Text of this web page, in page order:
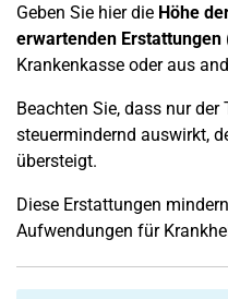
Geben Sie hier die Höhe
erwartenden Erstattungen
Krankenkasse oder aus
Beachten Sie, dass nur der
steuermindernd auswirkt,
übersteigt.
Diese Erstattungen
Aufwendungen für